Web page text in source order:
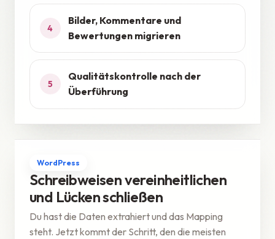
4
Bilder, Kommentare und
Bewertungen migrieren
5
Qualitätskontrolle nach der
Überführung
WordPress
Schreibweisen vereinheitlichen
und Lücken schließen
Du hast die Daten extrahiert und das Mapping
steht. Jetzt kommt der Schritt, den die meisten